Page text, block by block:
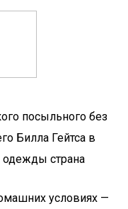
посыльного без
Билла Гейтса в
одежды страна
условиях —